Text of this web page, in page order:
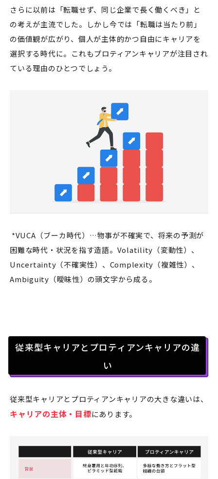
さらに以前は「転職せず、同じ企業で長く働くべき」と
の考えが主流でした。しかし今では「転職は当たり前」
の価値観が広がり、個人が主体的かつ自由にキャリアを
選択する時代に。これもプロティアンキャリアが注目され
ている理由のひとつでしょう。
*VUCA（ブーカ時代）…物事が不確実で、将来の予測が
困難な時代・状況を指す造語。Volatility（変動性）、
Uncertainty（不確実性）、Complexity（複雑性）、
Ambiguity（曖昧性）の頭文字から成る。
従来型キャリアとプロティアンキャリアの違
い
従来型キャリアとプロティアンキャリアの大きな違いは、
キャリアの主体・目標にあります。